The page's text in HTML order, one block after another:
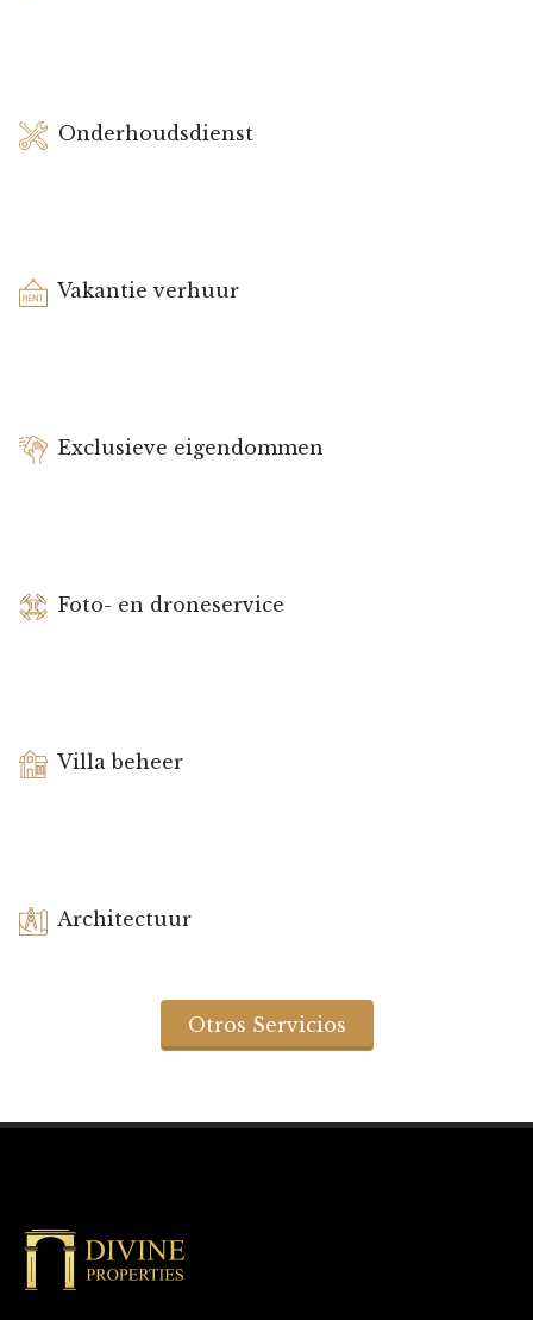
Onderhoudsdienst
Vakantie verhuur
Exclusieve eigendommen
Foto- en droneservice
Villa beheer
Architectuur
Otros Servicios